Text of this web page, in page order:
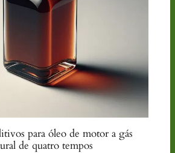
para óleo de motor a gás
de quatro tempos